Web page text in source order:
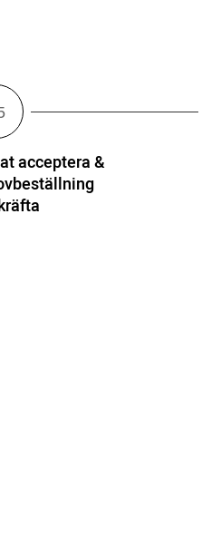
acceptera &